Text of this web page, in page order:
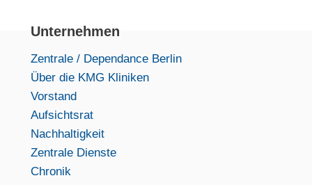
Unternehmen
Zentrale / Dependance Berlin
Über die KMG Kliniken
Vorstand
Aufsichtsrat
Nachhaltigkeit
Zentrale Dienste
Chronik